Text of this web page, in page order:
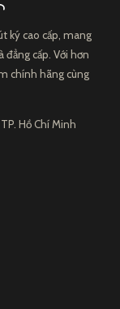
ký cao cấp, mang
cấp. Với hơn
chính hãng cùng
Hồ Chí Minh